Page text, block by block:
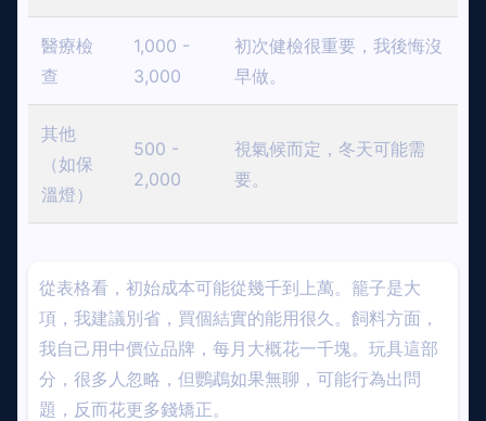
醫療檢
查
1,000 -
3,000
初次健檢很重要，我後悔沒
早做。
其他
（如保
溫燈）
500 -
2,000
視氣候而定，冬天可能需
要。
從表格看，初始成本可能從幾千到上萬。籠子是大
項，我建議別省，買個結實的能用很久。飼料方面，
我自己用中價位品牌，每月大概花一千塊。玩具這部
分，很多人忽略，但鸚鵡如果無聊，可能行為出問
題，反而花更多錢矯正。